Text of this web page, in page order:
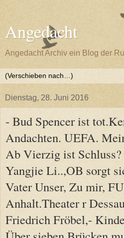
Angedacht
Angedacht Archiv ein Blog der
Dienstag, 28. Juni 2016
- Bud Spencer ist
Andachten. UEFA.
Ab Vierzig ist
Yangjie Li..,OB sorgt
Vater Unser, Zu mir,
Anhalt.Theater r
Friedrich Fröbel,-